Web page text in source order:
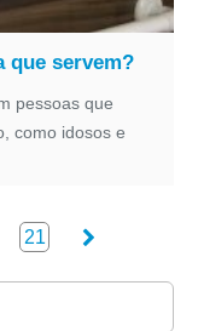
que servem?
pessoas que
como idosos e
21